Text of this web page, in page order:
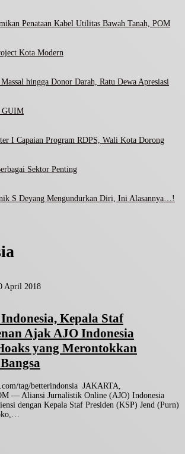
Penataan Kabel Utilitas Bawah Tanah, POM
Kota Modern
hingga Donor Darah, Ratu Dewa Apresiasi
GUIM
I Capaian Program RDPS, Wali Kota Dorong
Sektor Penting
S Deyang Mengundurkan Diri, Ini Alasannya…!
April 2018
Kepala Staf
Ajak AJO Indonesia
yang Merontokkan
tag/betterindonsia JAKARTA,
— Aliansi Jurnalistik Online (AJO) Indonesia
dengan Kepala Staf Presiden (KSP) Jend (Purn)